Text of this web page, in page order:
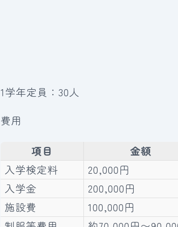
1学年定員：30人
費用
項目
金額
入学検定料
20,000円
入学金
200,000円
施設費
100,000円